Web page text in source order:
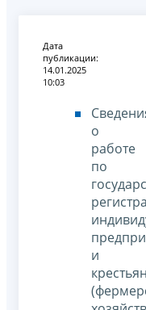
Дата
публикации:
14.01.2025
10:03
о
работе
по
и